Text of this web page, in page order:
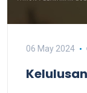
06 May 2024